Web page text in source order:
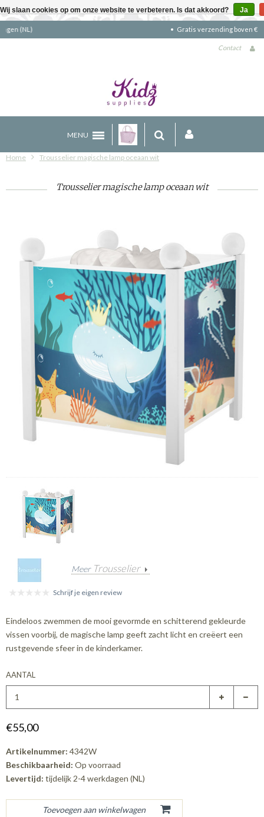
Gratis verzending boven €90 (NL)
Contact
MENU
Home Trousselier magische lamp oceaan wit
Trousselier magische lamp oceaan wit
Meer Trousselier
Schrijf je eigen review
Eindeloos zwemmen de mooi gevormde en schitterend gekleurde
vissen voorbij, de magische lamp geeft zacht licht en creëert een
rustgevende sfeer in de kinderkamer.
AANTAL
€55,00
Artikelnummer: 4342W
Beschikbaarheid: Op voorraad
Levertijd: tijdelijk 2-4 werkdagen (NL)
Wij slaan cookies op om onze website te verbeteren. Is dat akkoord? Ja